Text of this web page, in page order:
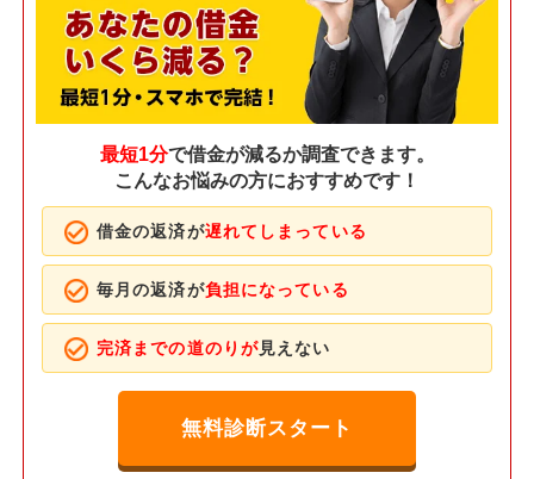
最短1分で借金が減るか調査できます。
こんなお悩みの方におすすめです！
借金の返済が遅れてしまっている
毎月の返済が負担になっている
完済までの道のりが見えない
無料診断スタート